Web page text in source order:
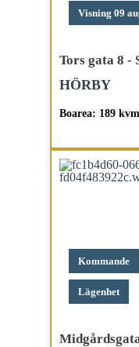
Visning 09
Tors gata 8 -
HÖRBY
Boarea: 189 kvm
Kommande
Lägenhet